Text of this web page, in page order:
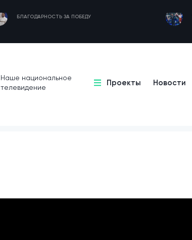
БЛАГОДАРНОСТЬ ЗА ПОБЕДУ
Наше национальное
телевидение
Проекты Новости